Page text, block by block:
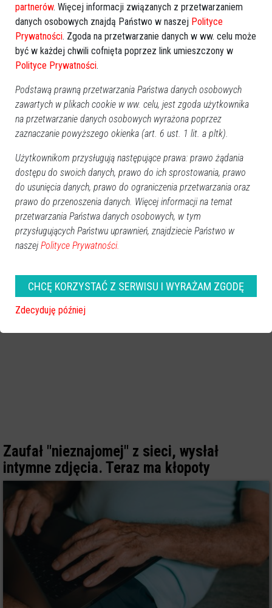
Zaufał "nieznajomej" z sieci, wysłał
intymne zdjęcia. Teraz ma kłopoty
partnerów. Więcej informacji związanych z przetwarzaniem
danych osobowych znajdą Państwo w naszej Polityce
Prywatności. Zgoda na przetwarzanie danych w ww. celu może
być w każdej chwili cofnięta poprzez link umieszczony w
Polityce Prywatności.
Podstawą prawną przetwarzania Państwa danych osobowych
zawartych w plikach cookie w ww. celu, jest zgoda użytkownika
na przetwarzanie danych osobowych wyrażona poprzez
zaznaczanie powyższego okienka (art. 6 ust. 1 lit. a pltk).
Użytkownikom przysługują następujące prawa: prawo żądania
dostępu do swoich danych, prawo do ich sprostowania, prawo
do usunięcia danych, prawo do ograniczenia przetwarzania oraz
prawo do przenoszenia danych. Więcej informacji na temat
przetwarzania Państwa danych osobowych, w tym
przysługujących Państwu uprawnień, znajdziecie Państwo w
naszej Polityce Prywatności.
CHCĘ KORZYSTAĆ Z SERWISU I WYRAŻAM ZGODĘ
Zdecyduję później